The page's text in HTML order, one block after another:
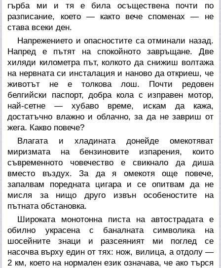
гърба ми и тя е била осъществена почти по
разписание, което — както вече споменах — не
става всеки ден.
Напрежението и опасностите са отминали назад.
Напред е пътят на спокойното завръщане. Две
хиляди километра път, колкото да снижиш волтажа
на нервната си инсталация и наново да откриеш, че
животът не е толкова лош. Почти редовен
белгийски паспорт, добра кола с изправен мотор,
най-сетне — хубаво време, искам да кажа,
достатъчно влажно и облачно, за да не завриш от
жега. Какво повече?
Влагата и хладината донейде омекотяват
миризмата на бензиновите изпарения, които
съвременното човечество е свикнало да диша
вместо въздух. За да я омекотя още повече,
запалвам поредната цигара и се опитвам да не
мисля за нищо друго извън особеностите на
пътната обстановка.
Широката монотонна писта на автострадата е
обилно украсена с баналната символика на
шосейните знаци и разсеяният ми поглед се
насочва върху един от тях: нож, вилица, а отдолу —
2 км, което на нормален език означава, че ако търся